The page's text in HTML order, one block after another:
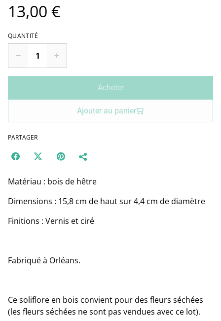
13,00 €
QUANTITÉ
Acheter
Ajouter au panier
PARTAGER
Matériau : bois de hêtre
Dimensions : 15,8 cm de haut sur 4,4 cm de diamètre
Finitions : Vernis et ciré
Fabriqué à Orléans.
Ce soliflore en bois convient pour des fleurs séchées
(les fleurs séchées ne sont pas vendues avec ce lot).